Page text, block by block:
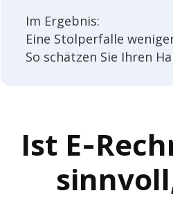
Im Ergeb­nis:
Eine Stol­per­falle
So schät­zen Sie Ihren
Ist